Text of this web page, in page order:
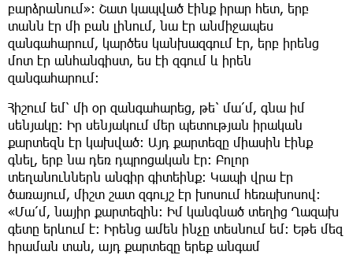
բարձրանում»։ Շատ կապված էինք իրար հետ, երբ
տանն էր մի բան լինում, նա էր անմիջապես
զանգահարում, կարծես կանխազգում էր, երբ իրենց
մոտ էր անհանգիստ, ես էի զգում և իրեն
զանգահարում։
Հիշում եմ՝ մի օր զանգահարեց, թե՝ մա՛մ, գնա իմ
սենյակը։ Իր սենյակում մեր պետության իրական
քարտեզն էր կախված։ Այդ քարտեզը միասին էինք
գնել, երբ նա դեռ դպրոցական էր։ Բոլոր
տեղանուններն անգիր գիտեինք։ Կապի վրա էր
ծառայում, միշտ շատ զգույշ էր խոսում հեռախոսով։
«Մա՛մ, նայիր քարտեզին։ Իմ կանգնած տեղից Ղազախ
գետը երևում է։ Իրենց ամեն ինչը տեսնում եմ։ Եթե մեզ
հրաման տան, այդ քարտեզը երեք անգամ